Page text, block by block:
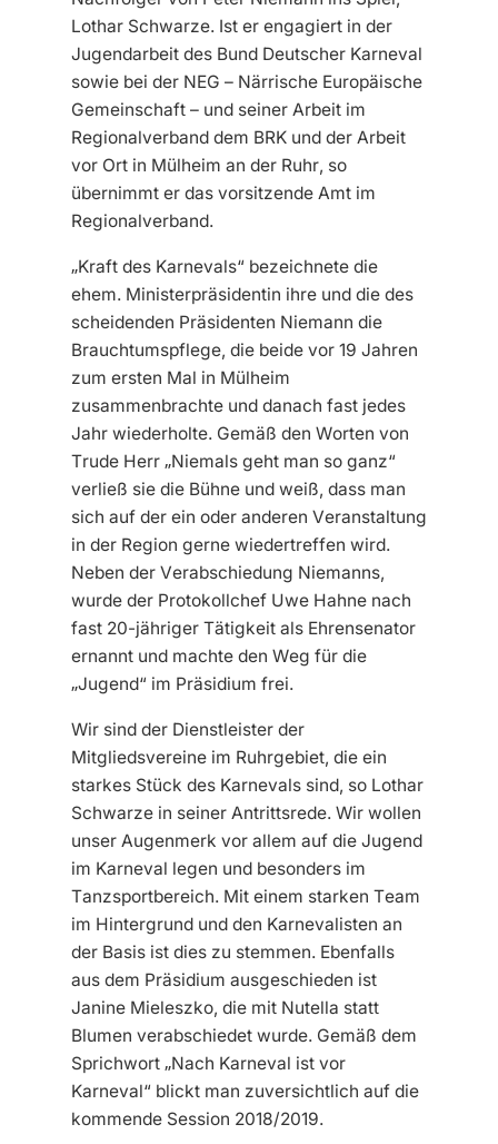
Lothar Schwarze. Ist er engagiert in der
Jugendarbeit des Bund Deutscher Karneval
sowie bei der NEG – Närrische Europäische
Gemeinschaft – und seiner Arbeit im
Regionalverband dem BRK und der Arbeit
vor Ort in Mülheim an der Ruhr, so
übernimmt er das vorsitzende Amt im
Regionalverband.
„Kraft des Karnevals“ bezeichnete die
ehem. Ministerpräsidentin ihre und die des
scheidenden Präsidenten Niemann die
Brauchtumspflege, die beide vor 19 Jahren
zum ersten Mal in Mülheim
zusammenbrachte und danach fast jedes
Jahr wiederholte. Gemäß den Worten von
Trude Herr „Niemals geht man so ganz“
verließ sie die Bühne und weiß, dass man
sich auf der ein oder anderen Veranstaltung
in der Region gerne wiedertreffen wird.
Neben der Verabschiedung Niemanns,
wurde der Protokollchef Uwe Hahne nach
fast 20-jähriger Tätigkeit als Ehrensenator
ernannt und machte den Weg für die
„Jugend“ im Präsidium frei.
Wir sind der Dienstleister der
Mitgliedsvereine im Ruhrgebiet, die ein
starkes Stück des Karnevals sind, so Lothar
Schwarze in seiner Antrittsrede. Wir wollen
unser Augenmerk vor allem auf die Jugend
im Karneval legen und besonders im
Tanzsportbereich. Mit einem starken Team
im Hintergrund und den Karnevalisten an
der Basis ist dies zu stemmen. Ebenfalls
aus dem Präsidium ausgeschieden ist
Janine Mieleszko, die mit Nutella statt
Blumen verabschiedet wurde. Gemäß dem
Sprichwort „Nach Karneval ist vor
Karneval“ blickt man zuversichtlich auf die
kommende Session 2018/2019.